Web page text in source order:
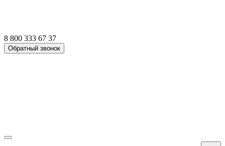
8 800 333 67 37
Обратный звонок